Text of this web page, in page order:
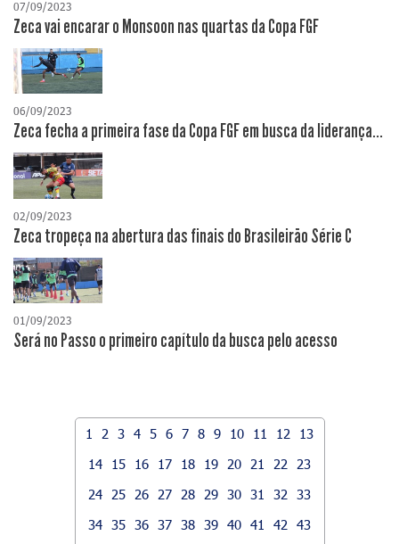
07/09/2023
Zeca vai encarar o Monsoon nas quartas da Copa FGF
06/09/2023
Zeca fecha a primeira fase da Copa FGF em busca da liderança...
02/09/2023
Zeca tropeça na abertura das finais do Brasileirão Série C
01/09/2023
Será no Passo o primeiro capítulo da busca pelo acesso
1 2 3 4 5 6 7 8 9 10 11 12
13
14
15 16 17 18 19 20 21 22
23
24
25 26 27 28 29 30 31 32
33
34 35 36 37 38 39 40 41 42
43